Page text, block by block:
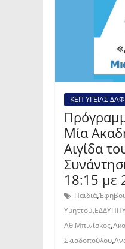
ΚΕΠ ΥΓΕΙΑΣ
Μία
Αιγίδα
18:15 με
Παιδιά,Έφηβοι
Υμηττού,
Αθ.Μπινίσκος,
Σκιαδοπούλου,